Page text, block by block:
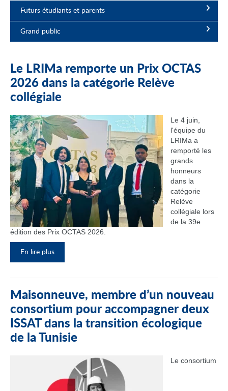
Futurs étudiants et parents
Grand public
Le LRIMa remporte un Prix OCTAS
2026 dans la catégorie Relève
collégiale
Le 4 juin,
l'équipe du
LRIMa a
remporté les
grands
honneurs
dans la
catégorie
Relève
collégiale lors
de la 39e
édition des Prix OCTAS 2026.
En lire plus
Maisonneuve, membre d’un nouveau
consortium pour accompagner deux
ISSAT dans la transition écologique
de la Tunisie
Le consortium